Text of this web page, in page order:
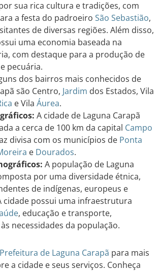
sua rica cultura e tradições, com
a festa do padroeiro São Sebastião,
de diversas regiões. Além disso,
uma economia baseada na
com destaque para a produção de
pecuária.
dos bairros mais conhecidos de
são Centro, Jardim dos Estados, Vila
e Vila Áurea.
A cidade de Laguna Carapã
a cerca de 100 km da capital Campo
divisa com os municípios de Ponta
e Dourados.
A população de Laguna
por uma diversidade étnica,
de indígenas, europeus e
cidade possui uma infraestrutura
, educação e transporte,
necessidades da população.
Prefeitura de Laguna Carapã para mais
a cidade e seus serviços. Conheça